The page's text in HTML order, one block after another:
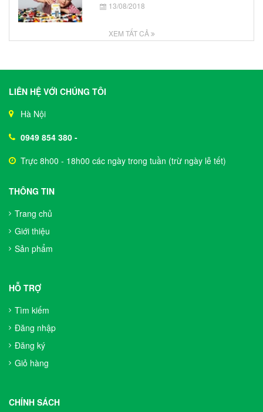
13/08/2018
XEM TẤT CẢ
LIÊN HỆ VỚI CHÚNG TÔI
Hà Nội
0949 854 380 -
Trực 8h00 - 18h00 các ngày trong tuần (trừ ngày lễ tết)
THÔNG TIN
Trang chủ
Giới thiệu
Sản phẩm
HỖ TRỢ
Tìm kiếm
Đăng nhập
Đăng ký
Giỏ hàng
CHÍNH SÁCH